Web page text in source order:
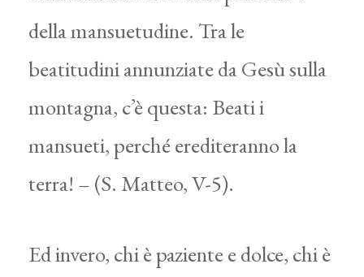
della mansuetudine. Tra le
beatitudini annunziate da Gesù sulla
montagna, c’è questa: Beati i
mansueti, perché erediteranno la
terra! – (S. Matteo, V-5).
Ed invero, chi è paziente e dolce, chi è